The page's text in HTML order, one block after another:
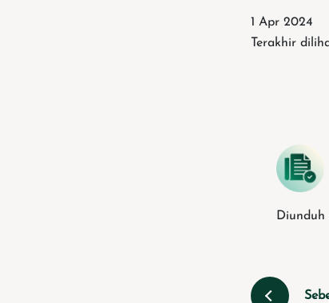
1 Apr 2024
Terakhir
Diunduh